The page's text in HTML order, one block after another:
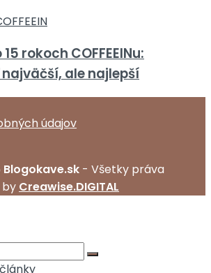
rokoch COFFEEINu:
ale najlepší
údajov
Blogokave.sk - Všetky práva
by Creawise.DIGITAL